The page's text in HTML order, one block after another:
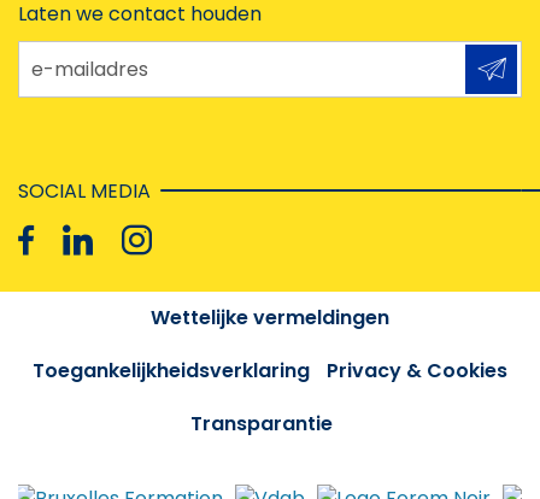
Laten we contact houden
e-mailadres
SOCIAL MEDIA
Wettelijke vermeldingen
Toegankelijkheidsverklaring
Privacy & Cookies
Transparantie